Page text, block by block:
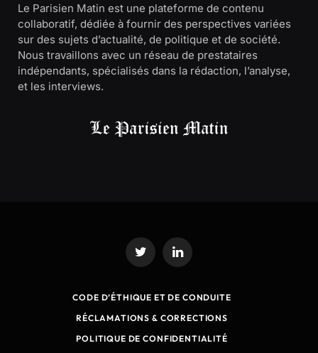
Le Parisien Matin est une plateforme de contenu
collaboratif, dédiée à fournir des perspectives variées
sur des sujets d’actualité, de politique et de société.
Nous travaillons avec un réseau de prestataires
indépendants, spécialisés dans la rédaction, l’analyse,
et les interviews.
Twitter LinkedIn
CODE D’ÉTHIQUE ET DE CONDUITE
RÉCLAMATIONS & CORRECTIONS
POLITIQUE DE CONFIDENTIALITÉ